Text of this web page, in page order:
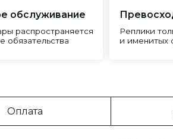
Оплата